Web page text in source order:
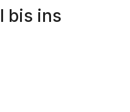
bis ins